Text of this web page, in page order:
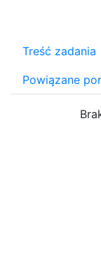
Treść zadania
Powiązane